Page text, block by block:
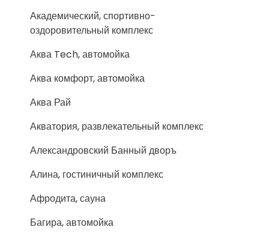
Академический, спортивно-
оздоровительный комплекс
Аква Tech, автомойка
Аква комфорт, автомойка
Аква Рай
Акватория, развлекательный комплекс
Александровский Банный дворъ
Алина, гостиничный комплекс
Афродита, сауна
Багира, автомойка